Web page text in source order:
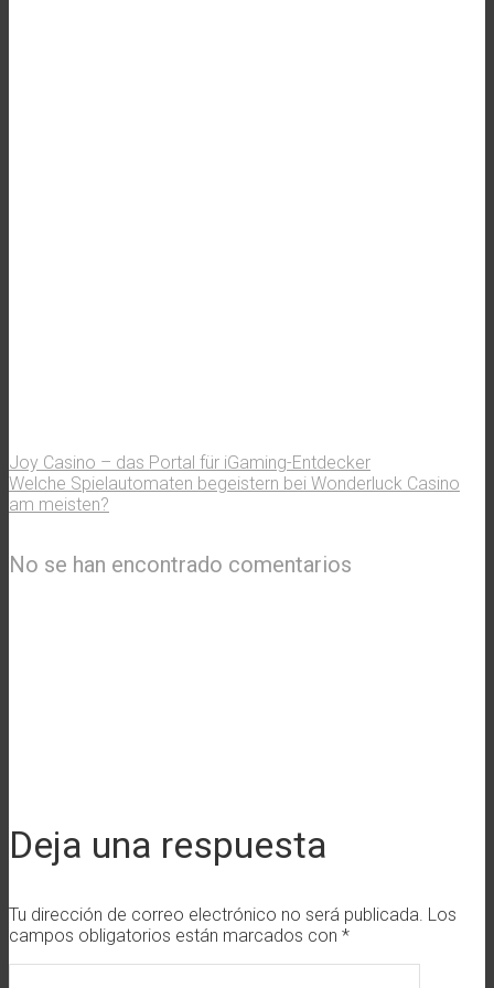
Joy Casino – das Portal für iGaming-Entdecker
Welche Spielautomaten begeistern bei Wonderluck Casino
am meisten?
No se han encontrado comentarios
Deja una respuesta
Tu dirección de correo electrónico no será publicada. Los
campos obligatorios están marcados con *